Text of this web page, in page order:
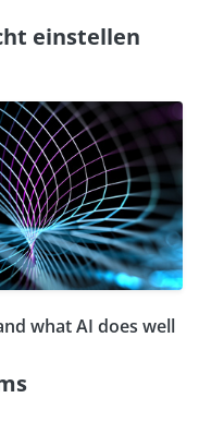
einstellen
what AI does well